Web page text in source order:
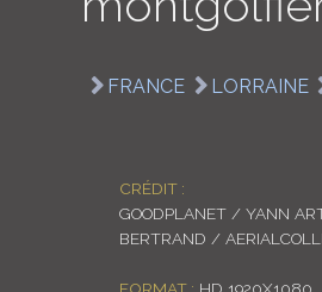
FRANCE LORRAINE
CRÉDIT :
GOODPLANET / YANN
BERTRAND /